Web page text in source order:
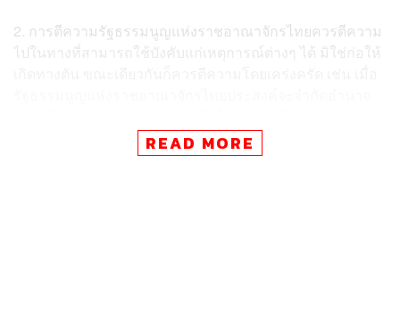
2. การตีความรัฐธรรมนูญแห่งราชอาณาจักรไทยควรตีความ
ไปในทางที่สามารถใช้บังคับแก่เหตุการณ์ต่างๆ ได้ มิใช่ก่อให้
ดังเช่น การจำกัดอำนาจของนายกรัฐมนตรีและรัฐมนตรีภาย
READ MORE